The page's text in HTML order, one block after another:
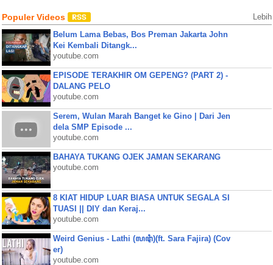
Populer Videos Lebih
Belum Lama Bebas, Bos Preman Jakarta John
Kei Kembali Ditangk...
youtube.com
EPISODE TERAKHIR OM GEPENG? (PART 2) -
DALANG PELO
youtube.com
Serem, Wulan Marah Banget ke Gino | Dari Jen
dela SMP Episode ...
youtube.com
BAHAYA TUKANG OJEK JAMAN SEKARANG
youtube.com
8 KIAT HIDUP LUAR BIASA UNTUK SEGALA SI
TUASI || DIY dan Keraj...
youtube.com
Weird Genius - Lathi (ꦭꦛꦶ)(ft. Sara Fajira) (Cov
er)
youtube.com